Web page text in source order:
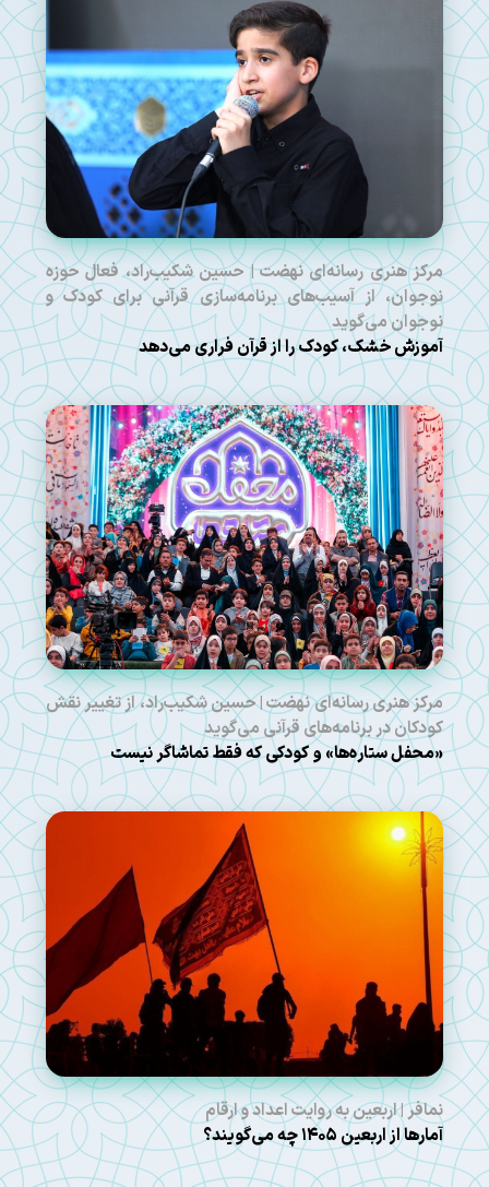
مرکز هنری رسانه‌ای نهضت | حسین شکیب‌راد، فعال حوزه
نوجوان، از آسیب‌های برنامه‌سازی قرآنی برای کودک و
نوجوان می‌گوید
آموزش خشک، کودک را از قرآن فراری می‌دهد
مرکز هنری رسانه‌ای نهضت | حسین شکیب‌راد، از تغییر نقش
کودکان در برنامه‌های قرآنی می‌گوید
«محفل ستاره‌ها» و کودکی که فقط تماشاگر نیست
نمافر | اربعین به روایت اعداد و ارقام
آمارها از اربعین ۱۴۰۵ چه می‌گویند؟